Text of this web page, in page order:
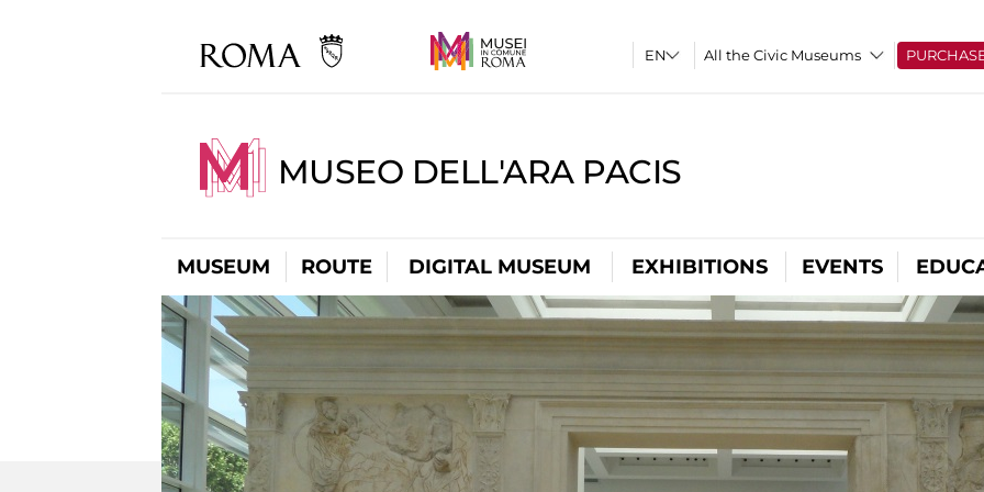
All the Civic Museums
MUSEO DELL'ARA PACIS
MUSEUM ROUTE DIGITAL MUSEUM EXHIBITIONS EVENTS